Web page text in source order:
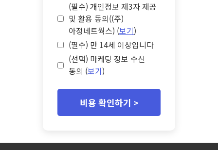
(필수) 개인정보 제3자 제공
및 활용 동의((주)
아정네트웍스) (보기)
(필수) 만 14세 이상입니다
(선택) 마케팅 정보 수신
동의 (보기)
비용 확인하기 >